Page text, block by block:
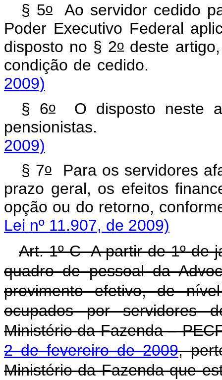
§ 5oAo servidor cedido
Poder Executivo Federal
disposto no § 2odeste artigo,
condição de
2009)
§ 6o O disposto neste
2009)
§ 7oPara os servidores
prazo geral, os efeitos
opção ou do retorno,
Lei nº 11.907, de 2009)
Art. 1º-C A partir de 1º de
quadro de pessoal da
provimento efetivo, de
ocupados por servidores
Ministério da Fazenda –
2 de fevereiro de 2009,
Ministério da Fazenda que